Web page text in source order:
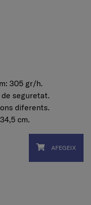
305 gr/h.
seguretat.
diferents.
cm.
AFEGEIX